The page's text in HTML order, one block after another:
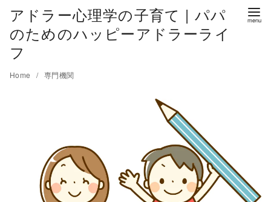
アドラー心理学の子育て | パパ
のためのハッピーアドラーライ
フ
Home 専門機関